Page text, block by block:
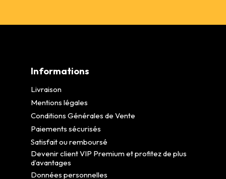
Informations
Livraison
Mentions légales
Conditions Générales de Vente
Paiements sécurisés
Satisfait ou remboursé
Devenir client VIP Premium et profitez de plus
d’avantages
Données personnelles